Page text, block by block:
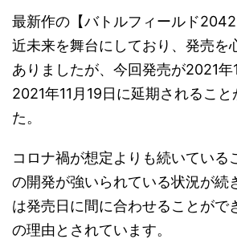
最新作の【バトルフィールド
近未来を舞台にしており、発売を
ありましたが、今回発売が2021
2021年11月19日に延期されること
た。
コロナ禍が想定よりも続いている
の開発が強いられている状況が続
は発売日に間に合わせることがで
の理由とされています。